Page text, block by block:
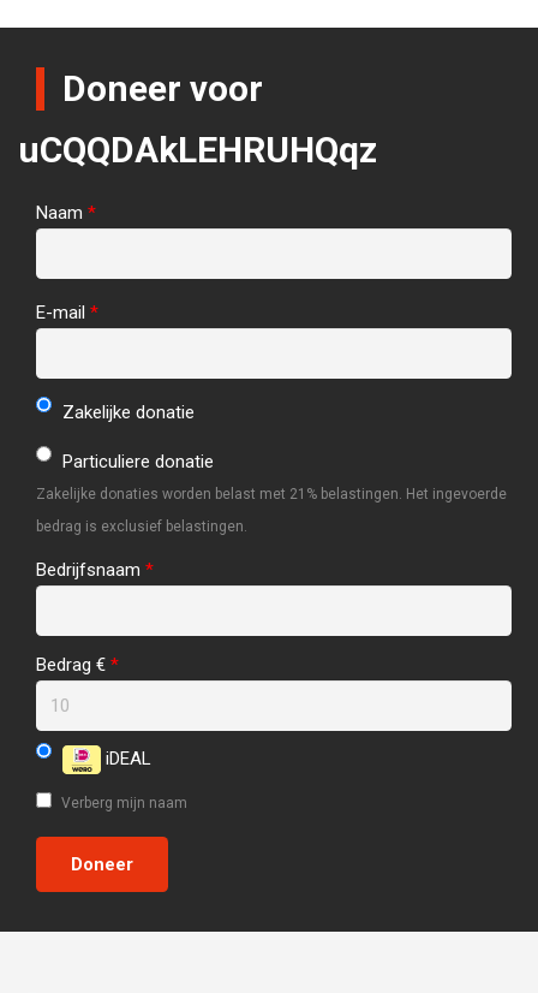
Doneer voor
uCQQDAkLEHRUHQqz
Naam *
E-mail *
Zakelijke donatie
Particuliere donatie
Zakelijke donaties worden belast met 21% belastingen. Het ingevoerde
bedrag is exclusief belastingen.
Bedrijfsnaam *
Bedrag € *
iDEAL
Verberg mijn naam